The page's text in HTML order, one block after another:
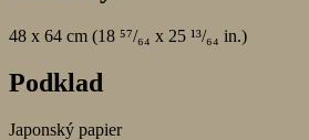
48 x 64 cm (18 ⁵⁷/₆₄ x 25 ¹³/₆₄ in.)
Podklad
Japonský papier